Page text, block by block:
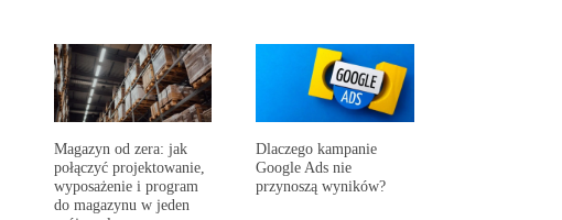
Magazyn od zera: jak
połączyć projektowanie,
wyposażenie i program
do magazynu w jeden
Dlaczego kampanie
Google Ads nie
przynoszą wyników?